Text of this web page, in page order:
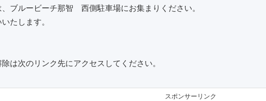
ブルービーチ那智 西側駐車場にお集まりください。
たします。
は次のリンク先にアクセスしてください。
スポンサーリンク